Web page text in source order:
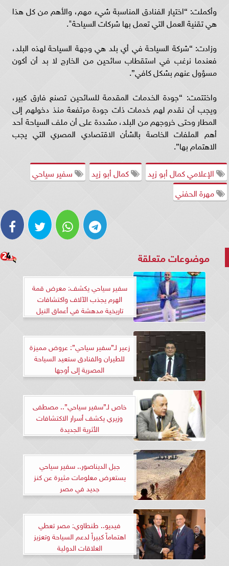
وأكملت: “اختيار الفنادق المناسبة شيء مهم، والأهم من كل هذا
هي تقنية العمل التي تعمل بها شركات السياحة".
وزادت: “شركة السياحة في أي بلد هي وجهة السياحة لهذه البلد،
فعندما نرغب في استقطاب سائحين من الخارج لا بد أن أكون
مسؤول عنهم بشكل كافي”.
واختتمت: “جودة الخدمات المقدمة للسائحين تصنع فارق كبير،
ويجب أن نقدم لهم خدمات ذات جودة مرتفعة منذ دخولهم إلى
المطار وحتى خروجهم من البلد، مشددة على أن ملف السياحة أحد
أهم الملفات الخاصة بالشأن الاقتصادي المصري التي يجب
الاهتمام بها”.
الإعلامي كمال أبو زيد
كمال أبو زيد
سفير سياحي
مهرة الحفني
موضوعات متعلقة
سفير سياحي يكشف: معرض قمة
الهرم يجذب الآلاف واكتشافات
تاريخية مدهشة في أعماق النيل
زعير لـ”سفير سياحي”: عروض مميزة
للطيران والفنادق ستعيد السياحة
المصرية إلى أوجها
خاص لـ”سفير سياحي”.. مصطفى
وزيري يكشف أسرار الاكتشافات
الأثرية الجديدة
جبل الديناصور.. سفير سياحي
يستعرض معلومات مثيرة عن كنز
جديد في مصر
فيديو.. طنطاوي: مصر تعطي
اهتماماً كبيراً لدعم السياحة وتعزيز
العلاقات الدولية